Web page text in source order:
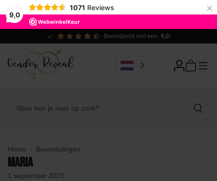
9,0
1071 Reviews ×
Beoordeeld met een 9,0!
Home Beoordelingen
Maria
1 september 2023